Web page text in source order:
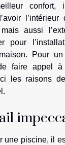
confort,
aussi
pour
Pour
faire appel à
les raisons
une piscine, il